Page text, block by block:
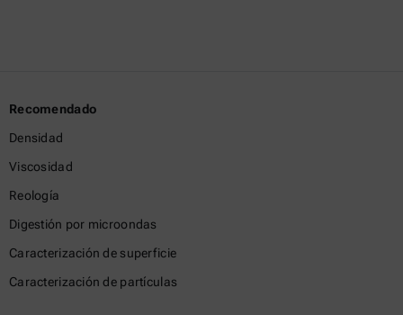
Recomendado
Densidad
Viscosidad
Reología
Digestión por microondas
Caracterización de superficie
Caracterización de partículas